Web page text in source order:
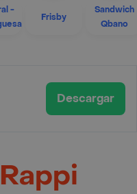
-
Frisby
Sandwich
Qbano
Descargar
Rappi